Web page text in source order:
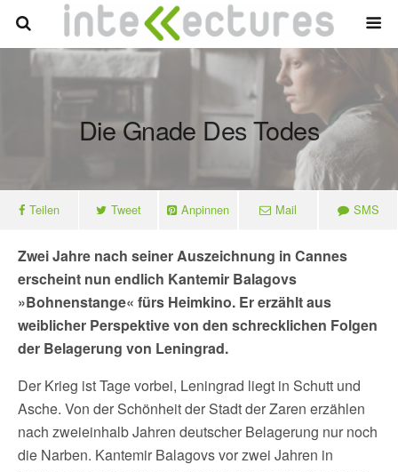
Die Gnade Des Todes
Teilen Tweet Anpinnen Mail SMS
Zwei Jahre nach seiner Auszeichnung in Cannes
erscheint nun endlich Kantemir Balagovs
»Bohnenstange« fürs Heimkino. Er erzählt aus
weiblicher Perspektive von den schrecklichen Folgen
der Belagerung von Leningrad.
Der Krieg ist Tage vorbei, Leningrad liegt in Schutt und
Asche. Von der Schönheit der Stadt der Zaren erzählen
nach zweieinhalb Jahren deutscher Belagerung nur noch
die Narben. Kantemir Balagovs vor zwei Jahren in